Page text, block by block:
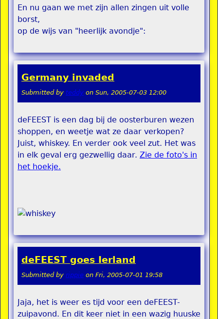
En nu gaan we met zijn allen zingen uit volle
borst,
op de wijs van "heerlijk avondje":
Germany invaded
Submitted by teddy on Sun, 2005-07-03 12:00
deFEEST is een dag bij de oosterburen wezen
shoppen, en weetje wat ze daar verkopen?
Juist, whiskey. En verder ook veel zut. Het was
in elk geval erg gezwellig daar. Zie de foto's in
het hoekje.
deFEEST goes Ierland
Submitted by rippie on Fri, 2005-07-01 19:58
Jaja, het is weer es tijd voor een deFEEST-
zuipavond. En dit keer niet in een wazig huuske